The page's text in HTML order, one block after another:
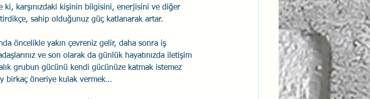
ki, karşınızdaki kişinin bilgisini, enerjisini ve diğer
sahip olduğunuz güç katlanarak artar.
öncelikle yakın çevreniz gelir, daha sonra iş
ve son olarak da günlük hayatınızda iletişim
grubun gücünü kendi gücünüze katmak istemez
birkaç öneriye kulak vermek…